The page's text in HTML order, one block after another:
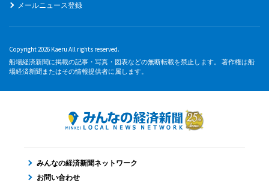
メールニュース登録
Copyright 2026 Kaeru All rights reserved.
船場経済新聞に掲載の記事・写真・図表などの無断転載を禁止します。 著作権は船
場経済新聞またはその情報提供者に属します。
みんなの経済新聞ネットワーク
お問い合わせ